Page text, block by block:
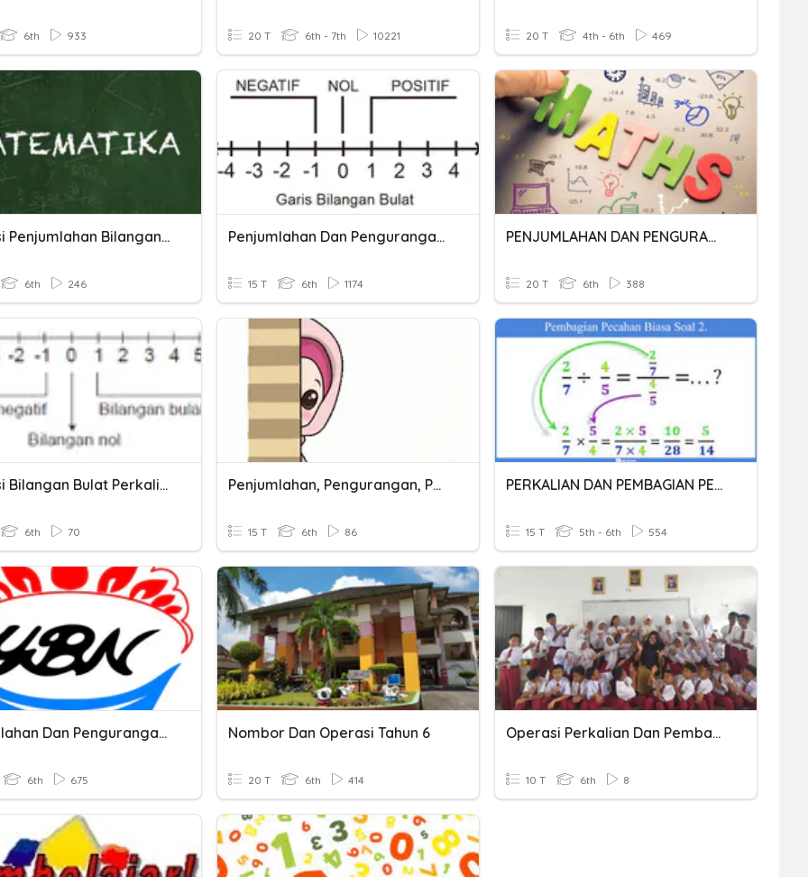
6th 933 20 T 6th - 7th 10221 20 T 4th - 6th 469
Operasi Penjumlahan Bilangan Bulat Positif Dan Negatif
6th 246
Penjumlahan Dan Pengurangan Bilangan Bulat
15 T 6th 1174
PENJUMLAHAN DAN PENGURANGAN BILANGAN BULAT
20 T 6th 388
Operasi Bilangan Bulat Perkalian Dan Pembagian
6th 70
Penjumlahan, Pengurangan, Perkalian, Dan Pembagian Bilangan
15 T 6th 86
PERKALIAN DAN PEMBAGIAN PECAHAN
15 T 5th - 6th 554
Penjumlahan Dan Pengurangan Bilangan Bulat
6th 675
Nombor Dan Operasi Tahun 6
20 T 6th 414
Operasi Perkalian Dan Pembagian Bilangan Bulat
10 T 6th 8